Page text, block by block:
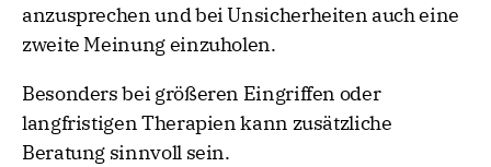
anzusprechen und bei Unsicherheiten auch eine
zweite Meinung einzuholen.
Besonders bei größeren Eingriffen oder
langfristigen Therapien kann zusätzliche
Beratung sinnvoll sein.